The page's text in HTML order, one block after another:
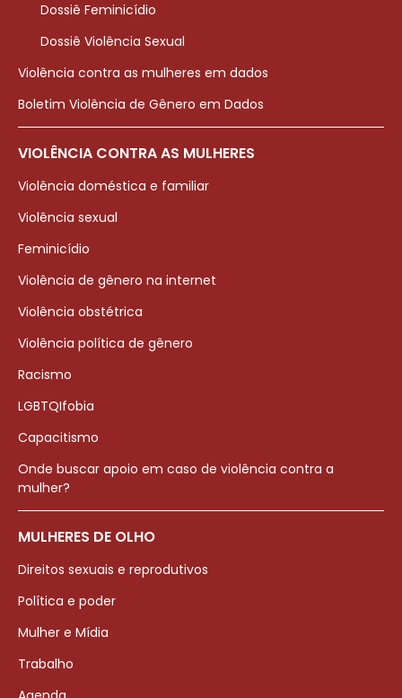
Dossiê Feminicídio
Dossiê Violência Sexual
Violência contra as mulheres em dados
Boletim Violência de Gênero em Dados
VIOLÊNCIA CONTRA AS MULHERES
Violência doméstica e familiar
Violência sexual
Feminicídio
Violência de gênero na internet
Violência obstétrica
Violência política de gênero
Racismo
LGBTQIfobia
Capacitismo
Onde buscar apoio em caso de violência contra a
mulher?
MULHERES DE OLHO
Direitos sexuais e reprodutivos
Política e poder
Mulher e Mídia
Trabalho